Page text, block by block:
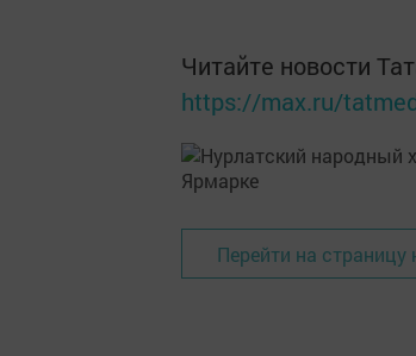
Читайте новости
https://max.ru/
Перейти на страницу